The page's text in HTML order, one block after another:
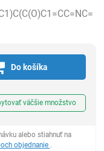
Do košíka
väčšie množstvo
alebo stiahnuť na
objednanie .